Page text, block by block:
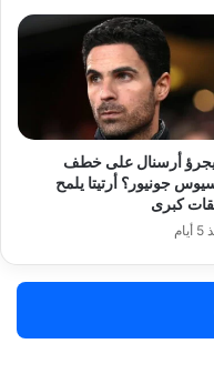
أرسنال على خطف
جونيور؟ أرتيتا يلمح
كبرى